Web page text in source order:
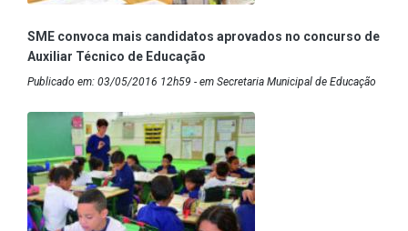
SME convoca mais candidatos aprovados no concurso de
Auxiliar Técnico de Educação
Publicado em: 03/05/2016 12h59 - em Secretaria Municipal de Educação